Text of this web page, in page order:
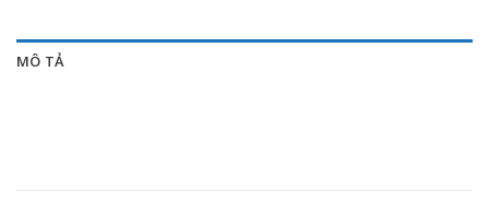
MÔ TẢ